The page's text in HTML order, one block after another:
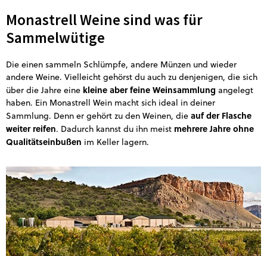
Monastrell Weine sind was für
Sammelwütige
Die einen sammeln Schlümpfe, andere Münzen und wieder
andere Weine. Vielleicht gehörst du auch zu denjenigen, die sich
über die Jahre eine kleine aber feine Weinsammlung angelegt
haben. Ein Monastrell Wein macht sich ideal in deiner
Sammlung. Denn er gehört zu den Weinen, die auf der Flasche
weiter reifen. Dadurch kannst du ihn meist mehrere Jahre ohne
Qualitätseinbußen im Keller lagern.